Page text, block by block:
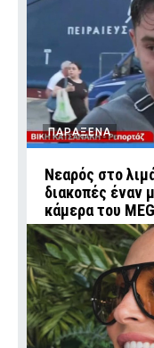
ΠΑΡΑΞΕΝΑ
Νεαρός στο
διακοπές έναν
κάμερα του